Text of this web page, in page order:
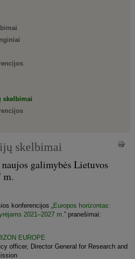
skelbimai
skelbimai
galimybės Lietuvos
m.
konferencijos „Europos horizontas:
2021–2027 m.” pranešimai:
EUROPE
officer, Director General for Research and